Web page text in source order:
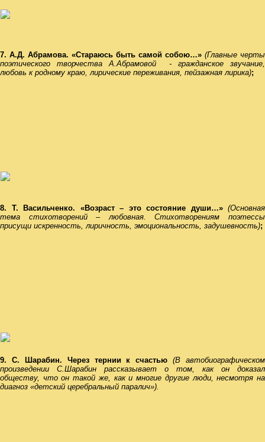
7. А.Д. Абрамова. «Стараюсь быть самой собою…» (Главные черты
поэтического творчества А.Абрамовой - гражданское звучание,
любовь к родному краю, лирические переживания, пейзажная лирика);
8. Т. Васильченко. «Возраст – это состояние души…» (Основная
тема стихотворений – любовная. Стихотворениям поэтессы
присущи искренность, лиричность, эмоциональность, задушевность);
9. С. Шарабин. Через тернии к счастью(В автобиографическом
произведении С.Шарабин рассказывает о том, как он доказал
обществу, что он такой же, как и многие другие люди, несмотря на
диагноз «детский церебральный паралич»).